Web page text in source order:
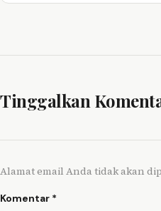
Tinggalkan
Alamat email Anda tidak akan
Komentar *